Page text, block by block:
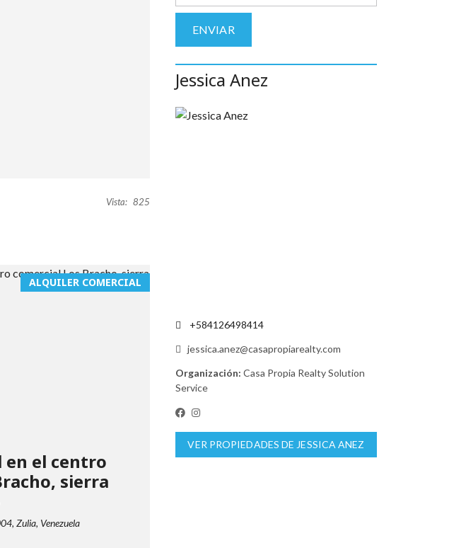
Vista: 825
ALQUILER COMERCIAL
en el centro
sierra
Zulia, Venezuela
Jessica Anez
+584126498414
jessica.anez@casapropiarealty.com
Organización: Casa Propia Realty Solution
Service
VER PROPIEDADES DE JESSICA ANEZ